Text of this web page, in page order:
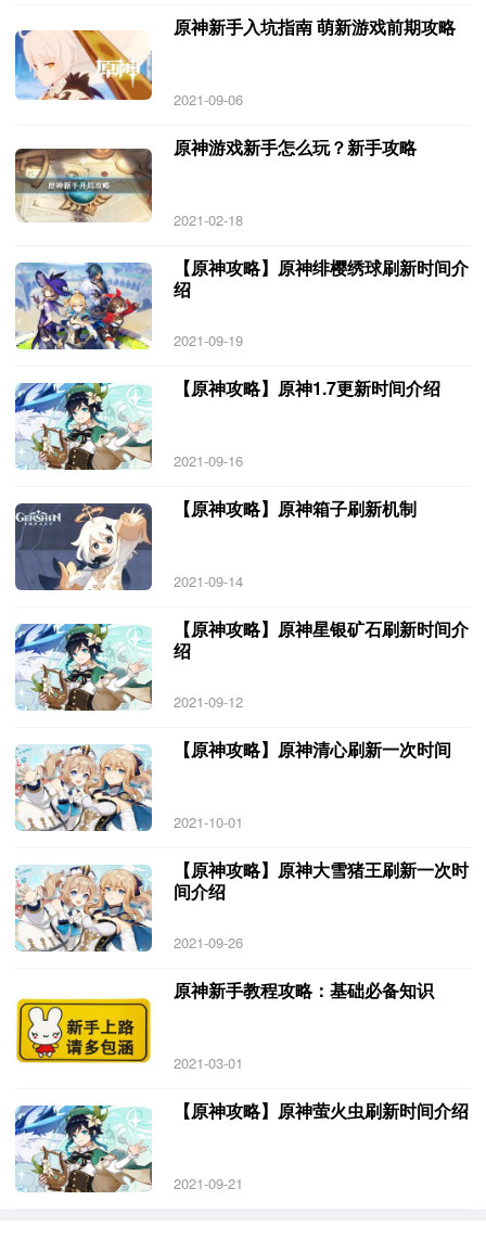
原神新手入坑指南 萌新游戏前期攻略
2021-09-06
原神游戏新手怎么玩？新手攻略
2021-02-18
【原神攻略】原神绯樱绣球刷新时间介
绍
2021-09-19
【原神攻略】原神1.7更新时间介绍
2021-09-16
【原神攻略】原神箱子刷新机制
2021-09-14
【原神攻略】原神星银矿石刷新时间介
绍
2021-09-12
【原神攻略】原神清心刷新一次时间
2021-10-01
【原神攻略】原神大雪猪王刷新一次时
间介绍
2021-09-26
原神新手教程攻略：基础必备知识
2021-03-01
【原神攻略】原神萤火虫刷新时间介绍
2021-09-21